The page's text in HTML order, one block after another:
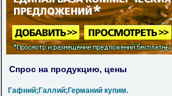
Спрос на продукцию, цены
Гафний;Галлий;Германий купим.